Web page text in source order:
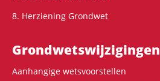
8. Herziening Grondwet
Grondwets­wijzigingen
Aanhangige wetsvoorstellen